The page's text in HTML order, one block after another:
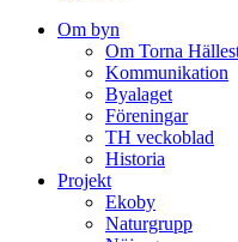
Om byn
Om Torna
Kommunikation
Byalaget
Föreningar
TH veckoblad
Historia
Projekt
Ekoby
Naturgrupp